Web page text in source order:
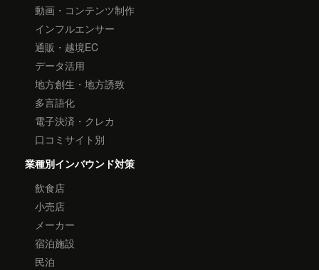
動画・コンテンツ制作
インフルエンサー
通販・越境EC
データ活用
地方創生・地方誘致
多言語化
電子決済・クレカ
口コミサイト別
業種別インバウンド対策
飲食店
小売店
メーカー
宿泊施設
民泊